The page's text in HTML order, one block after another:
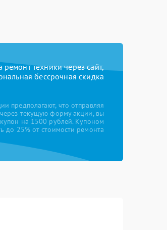
техники через сайт,
бессрочная скидка
предполагают, что отправляя
через текущую форму акции, вы
купон на 1500 рублей. Купоном
до 25% от стоимости ремонта